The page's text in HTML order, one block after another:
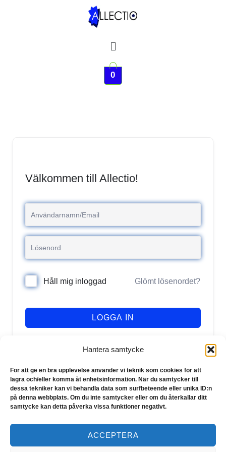
Hantera samtycke
För att ge en bra upplevelse använder vi teknik som cookies för att
lagra och/eller komma åt enhetsinformation. När du samtycker till
dessa tekniker kan vi behandla data som surfbeteende eller unika ID:n
på denna webbplats. Om du inte samtycker eller om du återkallar ditt
samtycke kan detta påverka vissa funktioner negativt.
ACCEPTERA
Meny
0
Välkommen till Allectio!
Håll mig inloggad Glömt lösenordet?
LOGGA IN